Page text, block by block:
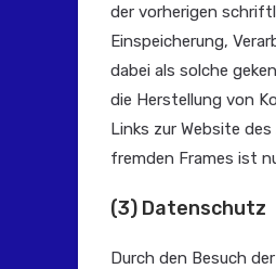
der vorherigen
Einspeicherung,
dabei als solche
die Herstellung von
Links zur Website
fremden Frames ist
(3) Datenschutz
Durch den Besuch